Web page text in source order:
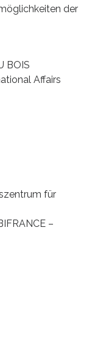
der
BOIS
Affairs
für
–